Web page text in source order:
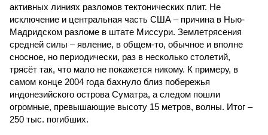
активных линиях разломов тектонических плит. Не
исключение и центральная часть США – причина в Нью-
Мадридском разломе в штате Миссури. Землетрясения
средней силы – явление, в общем-то, обычное и вполне
сносное, но периодически, раз в несколько столетий,
трясёт так, что мало не покажется никому. К примеру, в
самом конце 2004 года бахнуло близ побережья
индонезийского острова Суматра, а следом пошли
огромные, превышающие высоту 15 метров, волны. Итог –
250 тыс. погибших.